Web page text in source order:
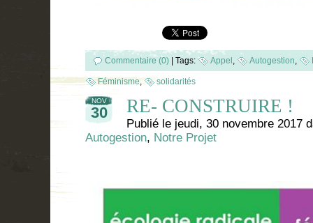
Commentaire (0) Tags: Appel , Autogestion,
Féminisme, solidarités
NOV
30 RE- CONSTRUIRE !
Publié le jeudi, 30 novembre 2017
Autogestion, Notre Projet